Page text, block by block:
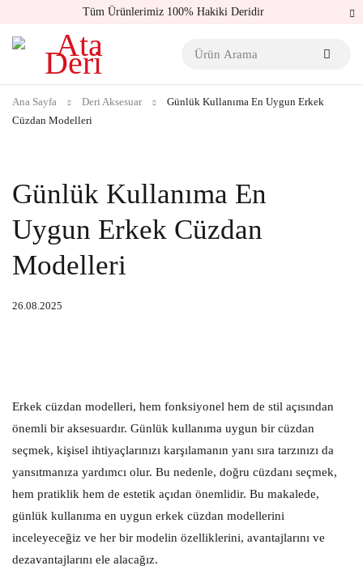
Tüm Ürünlerimiz 100% Hakiki Deridir
Ana Sayfa Deri Aksesuar
Günlük Kullanıma En Uygun Erkek
Cüzdan Modelleri
Günlük Kullanıma En
Uygun Erkek Cüzdan
Modelleri
26.08.2025
Erkek cüzdan modelleri, hem fonksiyonel hem de stil açısından
önemli bir aksesuardır. Günlük kullanıma uygun bir cüzdan
seçmek, kişisel ihtiyaçlarınızı karşılamanın yanı sıra tarzınızı da
yansıtmanıza yardımcı olur. Bu nedenle, doğru cüzdanı seçmek,
hem pratiklik hem de estetik açıdan önemlidir. Bu makalede,
günlük kullanıma en uygun erkek cüzdan modellerini
inceleyeceğiz ve her bir modelin özelliklerini, avantajlarını ve
dezavantajlarını ele alacağız.